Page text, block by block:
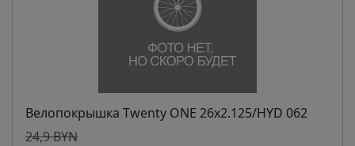
Велопокрышка Twenty ONE 26x2.125/HYD 062
24,9 BYN